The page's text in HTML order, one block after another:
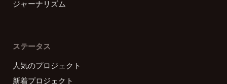
ジャーナリズム
ステータス
人気のプロジェクト
新着プロジェクト